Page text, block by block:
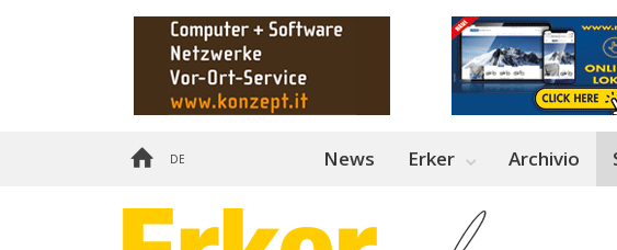
DE News Erker Archivio